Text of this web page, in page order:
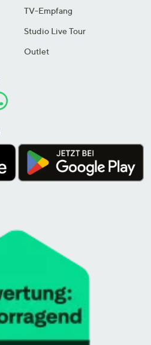
TV-Empfang
Studio Live Tour
Outlet